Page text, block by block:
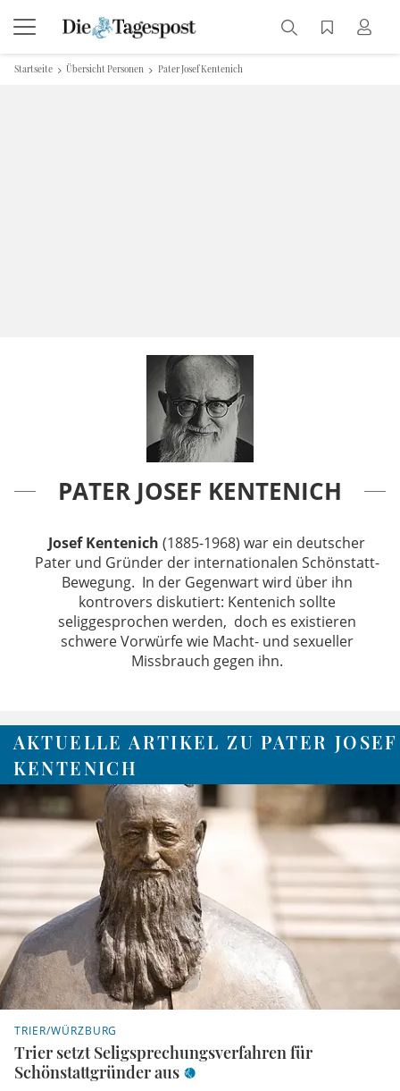
Startseite Übersicht Personen Pater Josef Kentenich
PATER JOSEF KENTENICH
Josef Kentenich (1885-1968) war ein deutscher
Pater und Gründer der internationalen Schönstatt-
Bewegung. In der Gegenwart wird über ihn
kontrovers diskutiert: Kentenich sollte
seliggesprochen werden, doch es existieren
schwere Vorwürfe wie Macht- und sexueller
Missbrauch gegen ihn.
AKTUELLE ARTIKEL ZU PATER JOSEF
KENTENICH
TRIER/WÜRZBURG
Trier setzt Seligsprechungsverfahren für
Schönstattgründer aus